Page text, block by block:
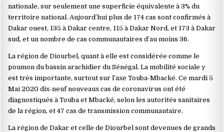
nationale, sur seulement une superficie équivalente à 3% du
territoire national. Aujourd’hui plus de 174 cas sont confirmés à
Dakar ouest, 135 à Dakar centre, 115 à Dakar Nord, et 173 à Dakar
sud, et un nombre de cas communautaires d’au moins 36.
La région de Diourbel, quant à elle est considérée comme le
poumon du bassin arachidier du Sénégal. La mobilité sociale y
est très importante, surtout sur l’axe Touba-Mbacké. Ce mardi 5
Mai 2020 dix-neuf nouveaux cas de coronavirus ont été
diagnostiqués à Touba et Mbacké, selon les autorités sanitaires
de la région, et 47 cas de transmission communautaire.
La région de Dakar et celle de Diourbel sont devenues de grands